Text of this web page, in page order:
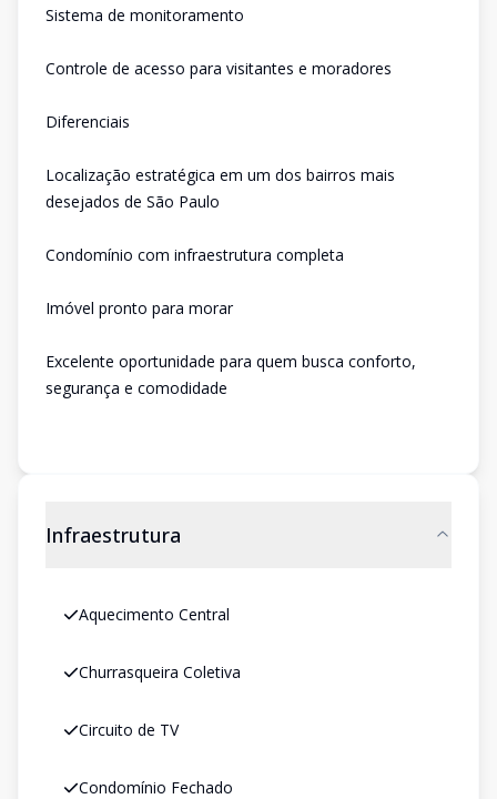
Sistema de monitoramento
Controle de acesso para visitantes e moradores
Diferenciais
Localização estratégica em um dos bairros mais
desejados de São Paulo
Condomínio com infraestrutura completa
Imóvel pronto para morar
Excelente oportunidade para quem busca conforto,
segurança e comodidade
Infraestrutura
Aquecimento Central
Churrasqueira Coletiva
Circuito de TV
Condomínio Fechado